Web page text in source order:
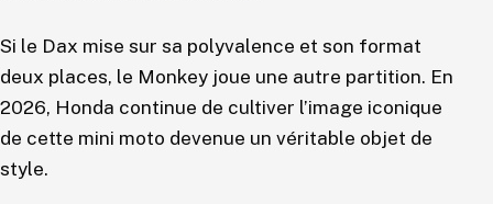
Si le Dax mise sur sa polyvalence et son format
deux places, le Monkey joue une autre partition. En
2026, Honda continue de cultiver l’image iconique
de cette mini moto devenue un véritable objet de
style.